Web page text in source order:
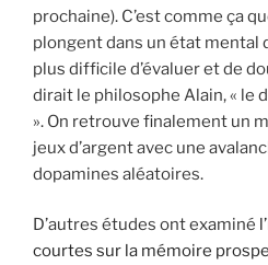
prochaine). C’est comme ça
plongent dans un état mental
plus difficile d’évaluer et de
dirait le philosophe Alain, « le
». On retrouve finalement un
jeux d’argent avec une
dopamines aléatoires.
D’autres études ont examiné
courtes sur la mémoire